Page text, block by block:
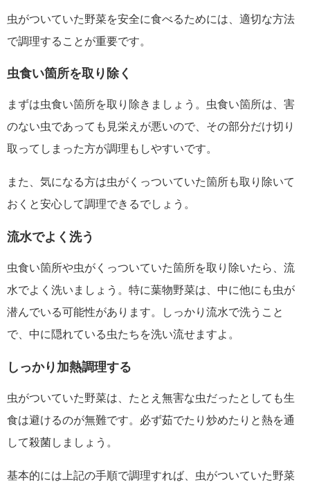
虫がついていた野菜を安全に食べるためには、適切な方法
で調理することが重要です。
虫食い箇所を取り除く
まずは虫食い箇所を取り除きましょう。虫食い箇所は、害
のない虫であっても見栄えが悪いので、その部分だけ切り
取ってしまった方が調理もしやすいです。
また、気になる方は虫がくっついていた箇所も取り除いて
おくと安心して調理できるでしょう。
流水でよく洗う
虫食い箇所や虫がくっついていた箇所を取り除いたら、流
水でよく洗いましょう。特に葉物野菜は、中に他にも虫が
潜んでいる可能性があります。しっかり流水で洗うこと
で、中に隠れている虫たちを洗い流せますよ。
しっかり加熱調理する
虫がついていた野菜は、たとえ無害な虫だったとしても生
食は避けるのが無難です。必ず茹でたり炒めたりと熱を通
して殺菌しましょう。
基本的には上記の手順で調理すれば、虫がついていた野菜